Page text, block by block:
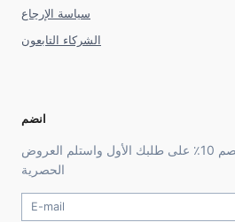
سياسة الإرجاع
الشركاء التابعون
انضم
اشترك للحصول على خصم 10٪ على طلبك الأول واستلم العروض
الحصرية